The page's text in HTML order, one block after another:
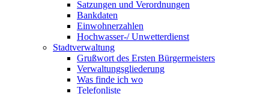
Satzungen und Verordnungen
Bankdaten
Einwohnerzahlen
Hochwasser-/ Unwetterdienst
Stadtverwaltung
Grußwort des Ersten Bürgermeisters
Verwaltungsgliederung
Was finde ich wo
Telefonliste